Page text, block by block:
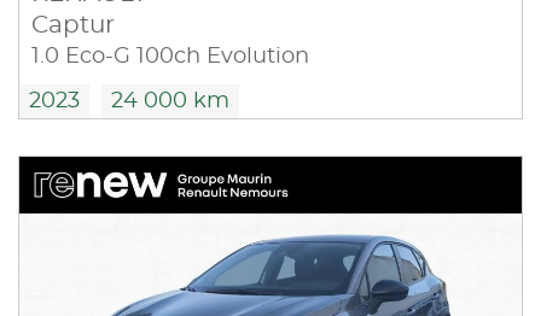
Captur
1.0 Eco-G 100ch Evolution
2023 24 000 km